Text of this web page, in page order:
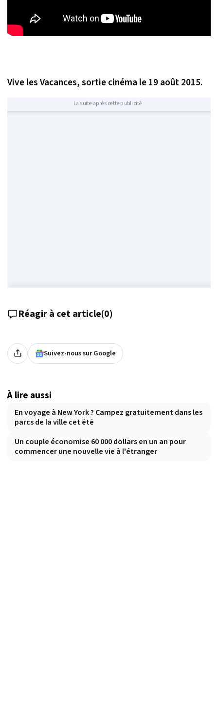
Vive les Vacances, sortie cinéma le 19 août 2015.
La suite après cette publicité
Réagir à cet article(0)
Suivez-nous sur Google
À lire aussi
En voyage à New York ? Campez gratuitement dans les
parcs de la ville cet été
Un couple économise 60 000 dollars en un an pour
commencer une nouvelle vie à l'étranger